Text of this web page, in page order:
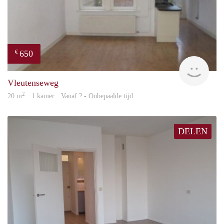
€ 650
Vleutenseweg
20 m2 · 1 kamer · Vanaf ? - Onbepaalde tijd
DELEN